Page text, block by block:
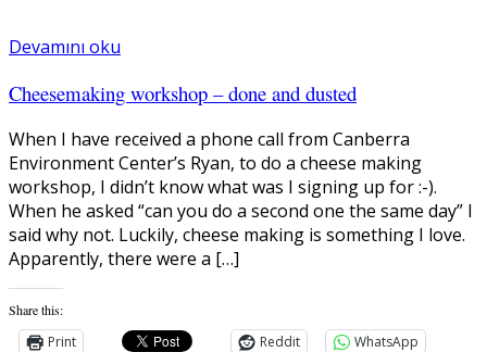
Devamını oku
Cheesemaking workshop – done and dusted
When I have received a phone call from Canberra
Environment Center’s Ryan, to do a cheese making
workshop, I didn’t know what was I signing up for :-).
When he asked “can you do a second one the same day” I
said why not. Luckily, cheese making is something I love.
Apparently, there were a […]
Share this:
Print Reddit
WhatsApp